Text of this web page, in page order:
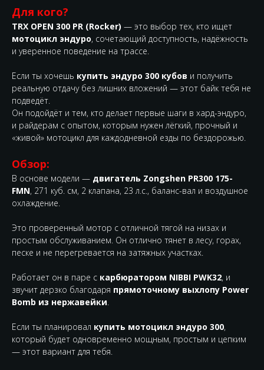
Для кого?
TRX OPEN 300 PR (Rocker) — это выбор тех, кто ищет
мотоцикл эндуро, сочетающий доступность, надёжность
и уверенное поведение на трассе.
Если ты хочешь купить эндуро 300 кубов и получить
реальную отдачу без лишних вложений — этот байк тебя не
подведёт.
Он подойдёт и тем, кто делает первые шаги в хард-эндуро,
и райдерам с опытом, которым нужен лёгкий, прочный и
«живой» мотоцикл для каждодневной езды по бездорожью.
Обзор:
В основе модели — двигатель Zongshen PR300 175-
FMN, 271 куб. см, 2 клапана, 23 л.с., баланс-вал и воздушное
охлаждение.
Это проверенный мотор с отличной тягой на низах и
простым обслуживанием. Он отлично тянет в лесу, горах,
песке и не перегревается на затяжных участках.
Работает он в паре с карбюратором NIBBI PWK32, и
звучит дерзко благодаря прямоточному выхлопу Power
Bomb из нержавейки.
Если ты планировал купить мотоцикл эндуро 300,
который будет одновременно мощным, простым и цепким
— этот вариант для тебя.